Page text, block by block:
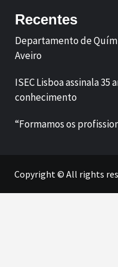
Recentes
Departamento de
Aveiro
ISEC Lisboa assinala 35
conhecimento
“Formamos os
Copyright © All rights